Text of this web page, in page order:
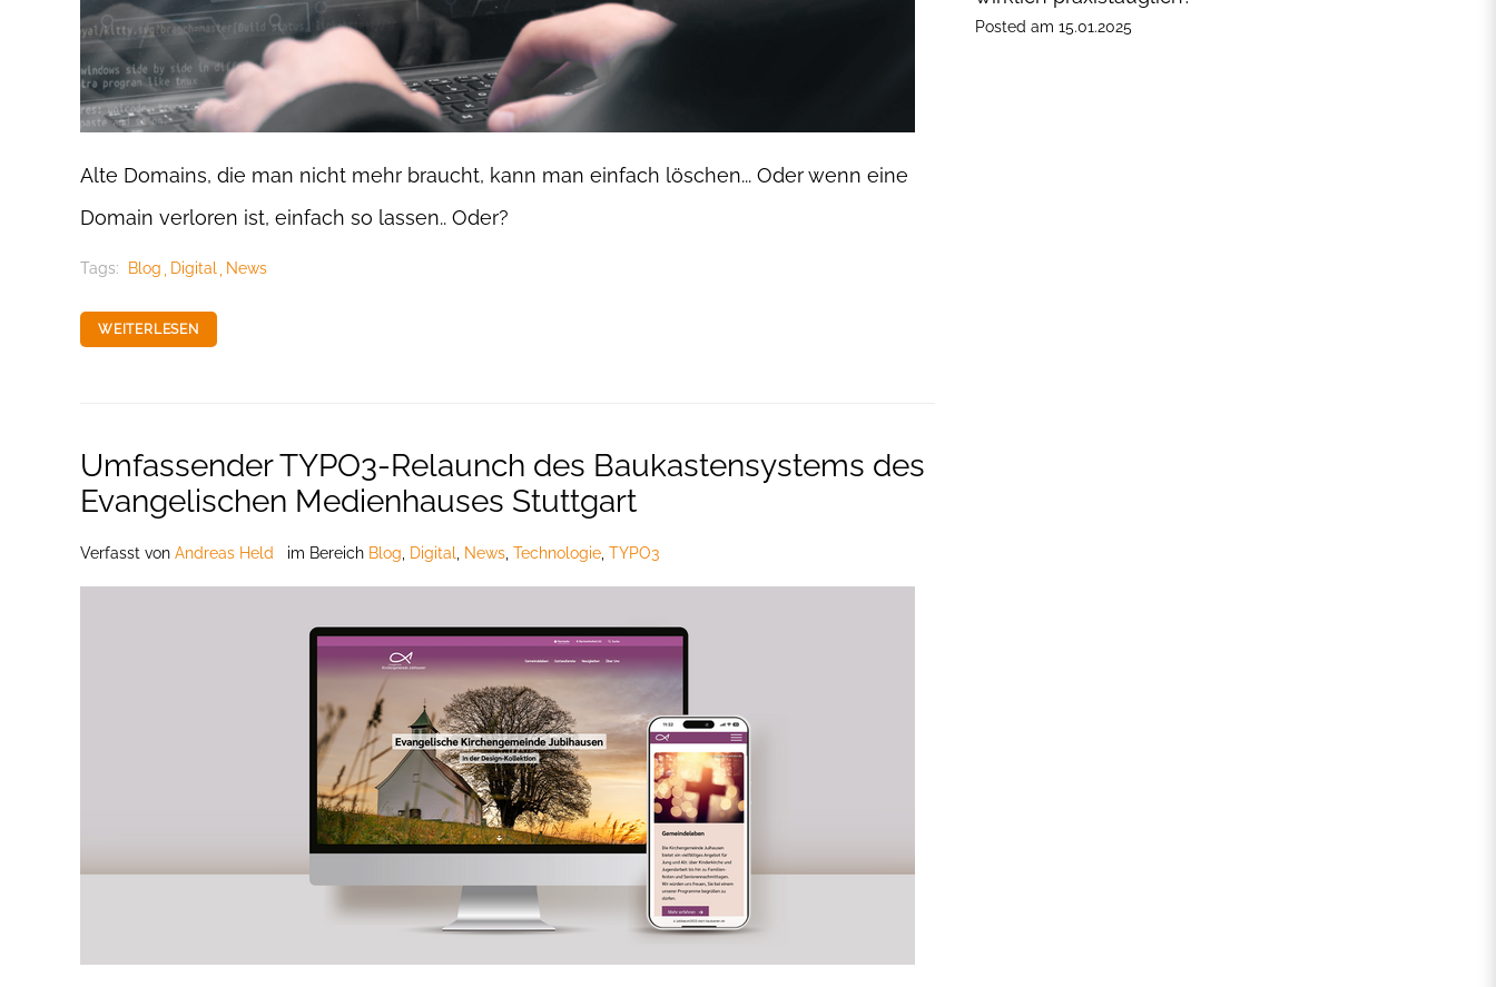
Alte Domains, die man nicht mehr braucht, kann man einfach löschen... Oder wenn eine
Domain verloren ist, einfach so lassen.. Oder?
Tags: Blog Digital News
WEITERLESEN
Umfassender TYPO3-Relaunch des Baukastensystems des
Evangelischen Medienhauses Stuttgart
Verfasst von Andreas Held im Bereich Blog Digital News Technologie TYPO3
Posted am 15.01.2025